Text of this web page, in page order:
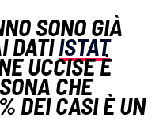
SONO GIÀ
DATIISTAT
UCCISE È
CHE
DEI CASI È UN